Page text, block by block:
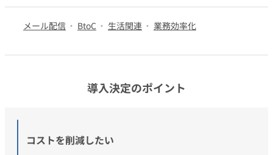
メール配信 BtoC 生活関連 業務効率化
導入決定のポイント
コストを削減したい